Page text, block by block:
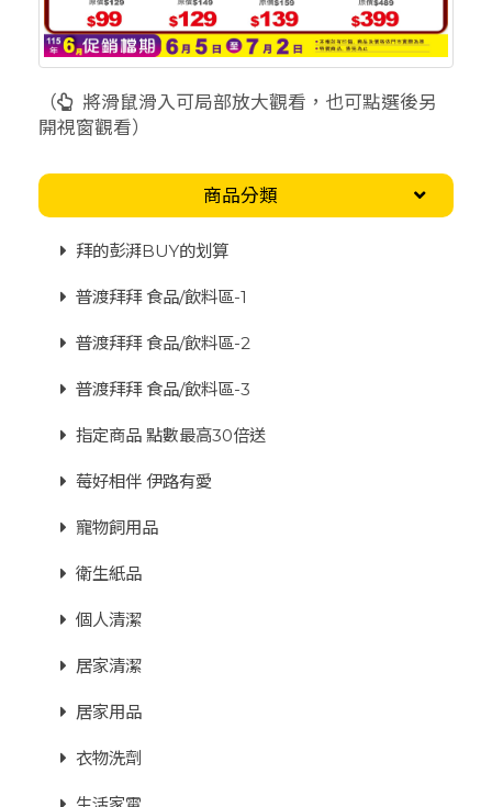
（
將滑鼠滑入可局部放大觀看，也可點選後另
開視窗觀看）
商品分類
拜的彭湃BUY的划算
普渡拜拜 食品/飲料區-1
普渡拜拜 食品/飲料區-2
普渡拜拜 食品/飲料區-3
指定商品 點數最高30倍送
莓好相伴 伊路有愛
寵物飼用品
衛生紙品
個人清潔
居家清潔
居家用品
衣物洗劑